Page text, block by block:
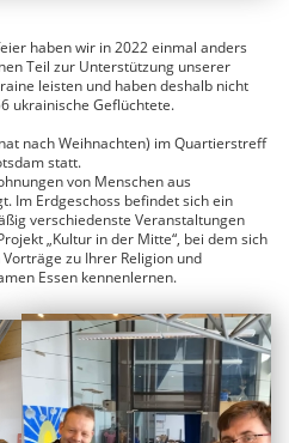
haben wir in 2022 einmal anders
Teil zur Unterstützung unserer
leisten und haben deshalb nicht
ukrainische Geflüchtete.
nach Weihnachten) im Quartierstreff
statt.
von Menschen aus
Im Erdgeschoss befindet sich ein
verschiedenste Veranstaltungen
„Kultur in der Mitte“, bei dem sich
zu Ihrer Religion und
Essen kennenlernen.